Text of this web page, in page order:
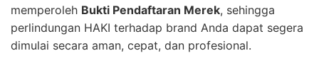
memperoleh Bukti Pendaftaran Merek, sehingga
perlindungan HAKI terhadap brand Anda dapat segera
dimulai secara aman, cepat, dan profesional.